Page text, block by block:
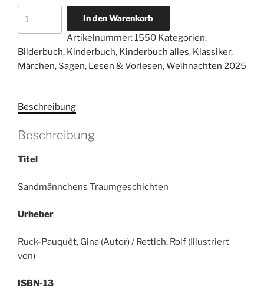
Sandmännchens
In den Warenkorb
Artikelnummer:1550 Kategorien:
Bilderbuch, Kinderbuch, Kinderbuch alles, Klassiker,
Märchen, Sagen, Lesen & Vorlesen,Weihnachten 2025
Beschreibung
Beschreibung
Titel
Sandmännchens Traumgeschichten
Urheber
Ruck-Pauquèt, Gina (Autor) / Rettich, Rolf (Illustriert
von)
ISBN-13